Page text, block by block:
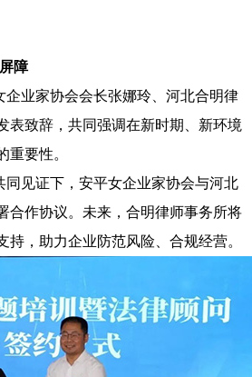
障
企业家协会会长张娜玲、河北合明律
表致辞，共同强调在新时期、新环境
重要性。
同见证下，安平女企业家协会与河北
合作协议。未来，合明律师事务所将
持，助力企业防范风险、合规经营。